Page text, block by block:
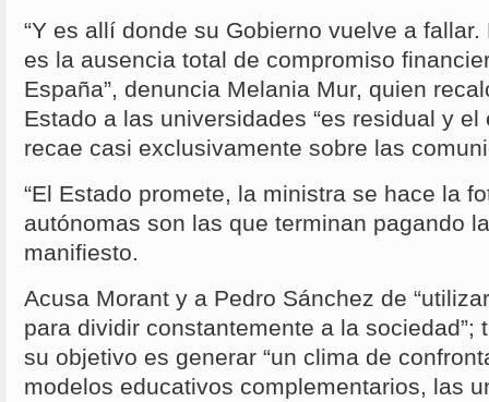
“Y es allí donde su Gobierno vuelve a
es la ausencia total de compromiso
España”, denuncia Melania Mur, quien
Estado a las universidades “es residual y
recae casi exclusivamente sobre las
“El Estado promete, la ministra se hace la
autónomas son las que terminan pagando
manifiesto.
Acusa Morant y a Pedro Sánchez de
para dividir constantemente a la sociedad”;
su objetivo es generar “un clima de
modelos educativos complementarios, las